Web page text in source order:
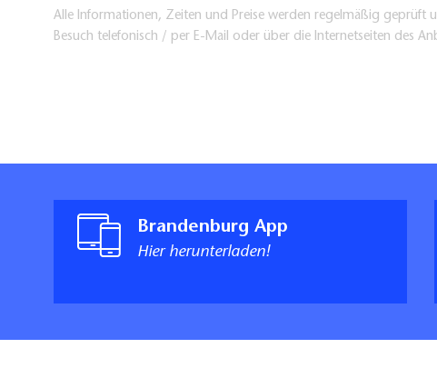
Alle Informationen, Zeiten und Preise werden regelmäßig geprüft
Besuch telefonisch / per E-Mail oder über die Internetseiten des
Brandenburg App
Hier herunterladen!